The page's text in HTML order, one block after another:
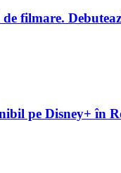
filmare.
pe Disney+ în